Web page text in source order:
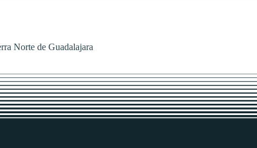
Norte de Guadalajara